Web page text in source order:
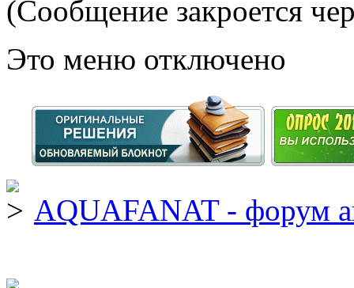
(Сообщение закроется
Это меню отключено
AQUAFANAT - форум